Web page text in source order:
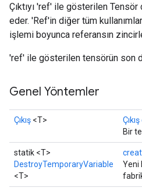
Çıktıyı 'ref' ile gösterilen
eder. 'Ref'in diğer tüm
işlemi boyunca referansın
'ref' ile gösterilen tensörün son
Genel Yöntemler
Çıkış <T>
Bir
statik <T>
DestroyTemporaryVariable
<T>
Yeni